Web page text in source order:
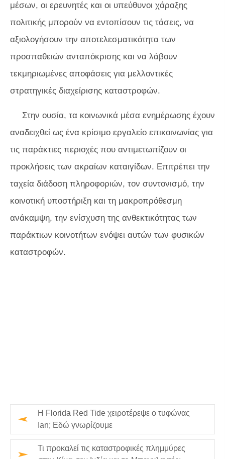
μέσων, οι ερευνητές και οι υπεύθυνοι χάραξης
πολιτικής μπορούν να εντοπίσουν τις τάσεις, να
αξιολογήσουν την αποτελεσματικότητα των
προσπαθειών ανταπόκρισης και να λάβουν
τεκμηριωμένες αποφάσεις για μελλοντικές
στρατηγικές διαχείρισης καταστροφών.
Στην ουσία, τα κοινωνικά μέσα ενημέρωσης έχουν
αναδειχθεί ως ένα κρίσιμο εργαλείο επικοινωνίας για
τις παράκτιες περιοχές που αντιμετωπίζουν οι
προκλήσεις των ακραίων καταιγίδων. Επιτρέπει την
ταχεία διάδοση πληροφοριών, τον συντονισμό, την
κοινοτική υποστήριξη και τη μακροπρόθεσμη
ανάκαμψη, την ενίσχυση της ανθεκτικότητας των
παράκτιων κοινοτήτων ενόψει αυτών των φυσικών
καταστροφών.
Η Florida Red Tide χειροτέρεψε ο τυφώνας
Ian; Εδώ γνωρίζουμε
Τι προκαλεί τις καταστροφικές πλημμύρες